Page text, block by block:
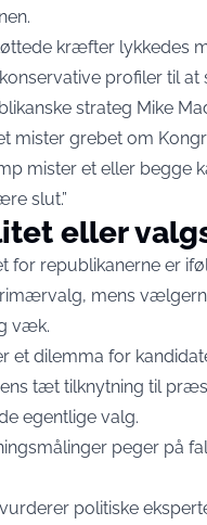
kræfter lykkedes
profiler til
strateg Mike
mister grebet om
mister et eller begge
slut.”
eller
for republikanerne er
mens
væk.
et dilemma for
tæt tilknytning til
egentlige valg.
peger på
politiske